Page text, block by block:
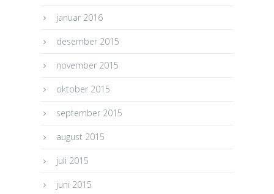
januar 2016
desember 2015
november 2015
oktober 2015
september 2015
august 2015
juli 2015
juni 2015